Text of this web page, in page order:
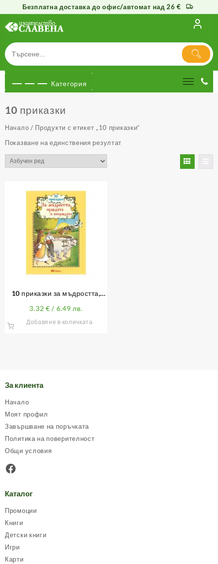
Безплатна доставка до офис/автомат над 26 €
съдържанието
Категория
10 приказки
Начало / Продукти с етикет „10 приказки“
Показване на единствения резултат
10 приказки за мъдростта,
лично обръщение)
3.32 € / 6.49 лв.
Добавяне в количката
За клиента
Начало
Моят профил
Завършване на поръчката
Политика на поверителност
Общи условия
Facebook
Каталог
Промоции
Книги
Детски книги
Игри
Карти